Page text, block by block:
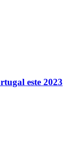
este 2023